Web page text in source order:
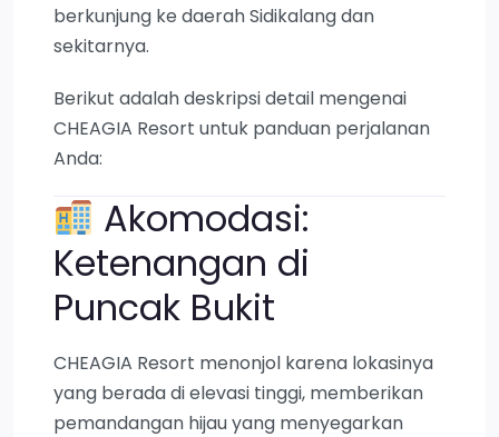
berkunjung ke daerah Sidikalang dan
sekitarnya.
Berikut adalah deskripsi detail mengenai
CHEAGIA Resort untuk panduan perjalanan
Anda:
Akomodasi:
Ketenangan di
Puncak Bukit
CHEAGIA Resort menonjol karena lokasinya
yang berada di elevasi tinggi, memberikan
pemandangan hijau yang menyegarkan